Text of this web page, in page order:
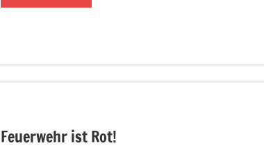
Feuerwehr ist Rot!